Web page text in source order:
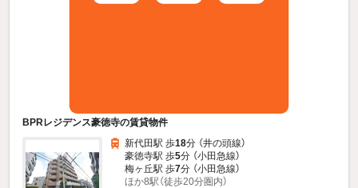
BPRレジデンス豪徳寺の賃貸物件
新代田駅 歩18分 （井の頭線）
豪徳寺駅 歩5分 （小田急線）
梅ヶ丘駅 歩7分 （小田急線）
ほか8駅（徒歩20分圏内）